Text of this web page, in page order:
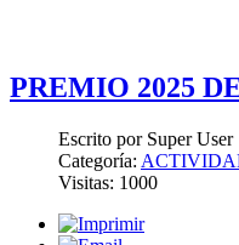
PREMIO 2025
Escrito por Super User
Categoría:
Visitas: 1000